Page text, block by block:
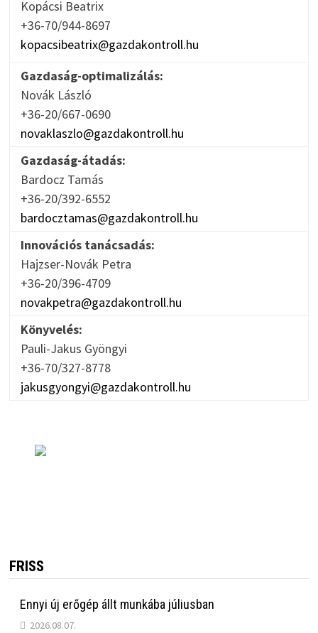
Kopácsi Beatrix
+36-70/944-8697
kopacsibeatrix@gazdakontroll.hu
Gazdaság-optimalizálás:
Novák László
+36-20/667-0690
novaklaszlo@gazdakontroll.hu
Gazdaság-átadás:
Bardocz Tamás
+36-20/392-6552
bardocztamas@gazdakontroll.hu
Innovációs tanácsadás:
Hajzser-Novák Petra
+36-20/396-4709
novakpetra@gazdakontroll.hu
Könyvelés:
Pauli-Jakus Gyöngyi
+36-70/327-8778
jakusgyongyi@gazdakontroll.hu
FRISS
Ennyi új erőgép állt munkába júliusban
2026.08.07.